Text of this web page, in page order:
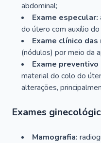
abdominal;
Exame especular:
do útero com auxílio
Exame clínico das
(nódulos) por meio da
Exame
material do colo do
alterações,
Exames
Mamografia: